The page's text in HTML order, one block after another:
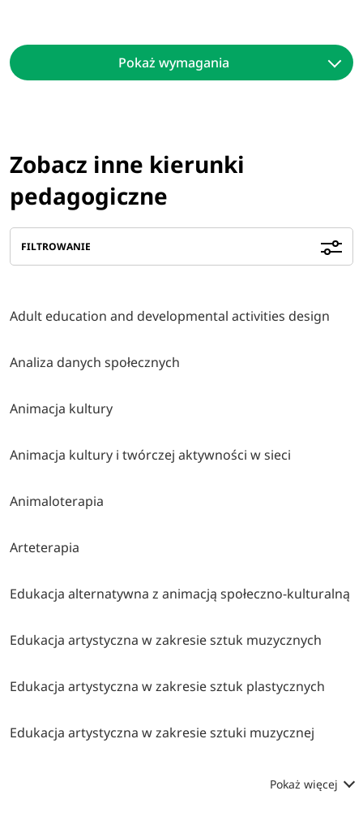
Pokaż wymagania
Zobacz inne kierunki
pedagogiczne
FILTROWANIE
Adult education and developmental activities design
Analiza danych społecznych
Animacja kultury
Animacja kultury i twórczej aktywności w sieci
Animaloterapia
Arteterapia
Edukacja alternatywna z animacją społeczno-kulturalną
Edukacja artystyczna w zakresie sztuk muzycznych
Edukacja artystyczna w zakresie sztuk plastycznych
Edukacja artystyczna w zakresie sztuki muzycznej
Pokaż więcej